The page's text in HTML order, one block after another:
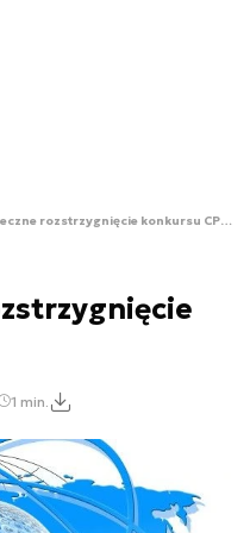
Jest ostateczne rozstrzygnięcie konkursu CPPC
1 min.